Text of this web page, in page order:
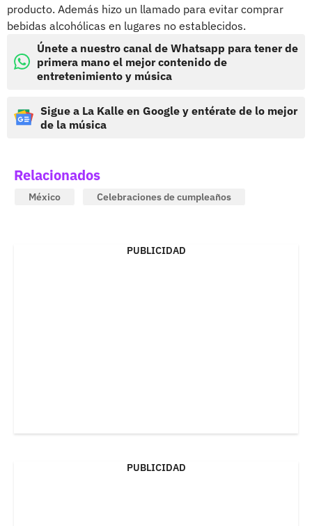
producto. Además hizo un llamado para evitar comprar
bebidas alcohólicas en lugares no establecidos.
Únete a nuestro canal de Whatsapp para tener de
primera mano el mejor contenido de
entretenimiento y música
Sigue a La Kalle en Google y entérate de lo mejor
de la música
Relacionados
México Celebraciones de cumpleaños
PUBLICIDAD
PUBLICIDAD